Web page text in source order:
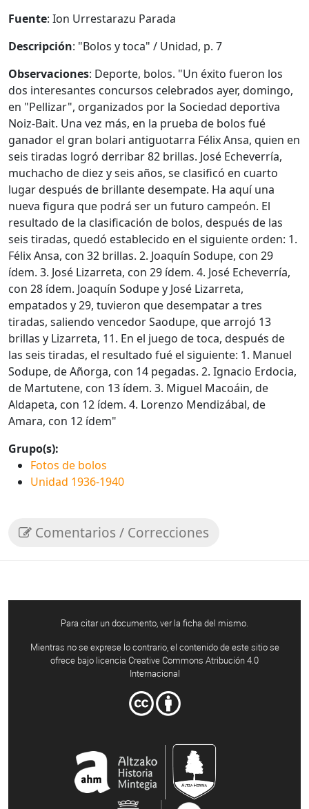
Fuente: Ion Urrestarazu Parada
Descripción: "Bolos y toca" / Unidad, p. 7
Observaciones: Deporte, bolos. "Un éxito fueron los
dos interesantes concursos celebrados ayer, domingo,
en "Pellizar", organizados por la Sociedad deportiva
Noiz-Bait. Una vez más, en la prueba de bolos fué
ganador el gran bolari antiguotarra Félix Ansa, quien en
seis tiradas logró derribar 82 brillas. José Echeverría,
muchacho de diez y seis años, se clasificó en cuarto
lugar después de brillante desempate. Ha aquí una
nueva figura que podrá ser un futuro campeón. El
resultado de la clasificación de bolos, después de las
seis tiradas, quedó establecido en el siguiente orden: 1.
Félix Ansa, con 32 brillas. 2. Joaquín Sodupe, con 29
ídem. 3. José Lizarreta, con 29 ídem. 4. José Echeverría,
con 28 ídem. Joaquín Sodupe y José Lizarreta,
empatados y 29, tuvieron que desempatar a tres
tiradas, saliendo vencedor Saodupe, que arrojó 13
brillas y Lizarreta, 11. En el juego de toca, después de
las seis tiradas, el resultado fué el siguiente: 1. Manuel
Sodupe, de Añorga, con 14 pegadas. 2. Ignacio Erdocia,
de Martutene, con 13 ídem. 3. Miguel Macoáin, de
Aldapeta, con 12 ídem. 4. Lorenzo Mendizábal, de
Amara, con 12 ídem"
Grupo(s):
Fotos de bolos
Unidad 1936-1940
Comentarios / Correcciones
Para citar un documento, ver la ficha del mismo.
Mientras no se exprese lo contrario, el contenido de este sitio se
ofrece bajo licencia Creative Commons Atribución 4.0
Internacional